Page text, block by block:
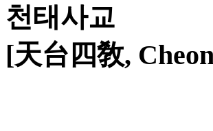
천태사교
[天台四敎,